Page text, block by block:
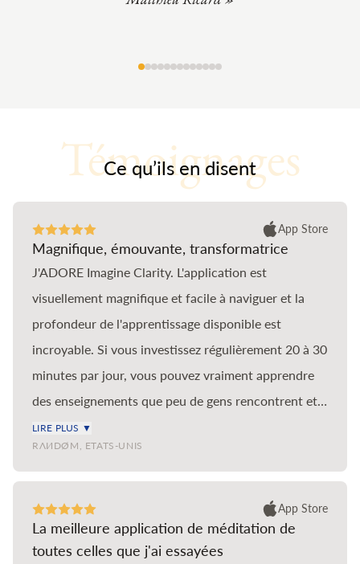
Témoignages
Ce qu’ils en disent
App Store
Magnifique, émouvante, transformatrice
J'ADORE Imagine Clarity. L'application est
visuellement magnifique et facile à naviguer et la
profondeur de l'apprentissage disponible est
incroyable. Si vous investissez régulièrement 20 à 30
minutes par jour, vous pouvez vraiment apprendre
des enseignements que peu de gens rencontrent et
profondément changer votre vie pour un mieux.
Imagine Clarity est tel le lac d'une scène
impressionniste aux tons pastel, profond,
majestueux, riche de sens. Si vous avez déjà utilisé
Headspace par le passé mais que vous êtes à court
de nouveaux enseignements dans la section
LIRE PLUS ▼
RΛИDØM, ETATS-UNIS
App Store
La meilleure application de méditation de
toutes celles que j'ai essayées